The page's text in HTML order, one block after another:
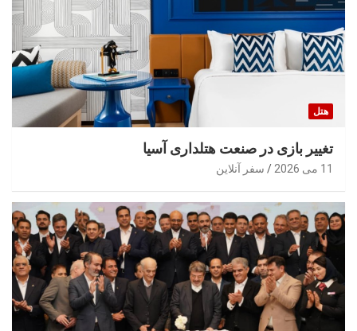
هتل
تغییر بازی در صنعت هتلداری آسیا
11 می 2026 سفر آنلاین